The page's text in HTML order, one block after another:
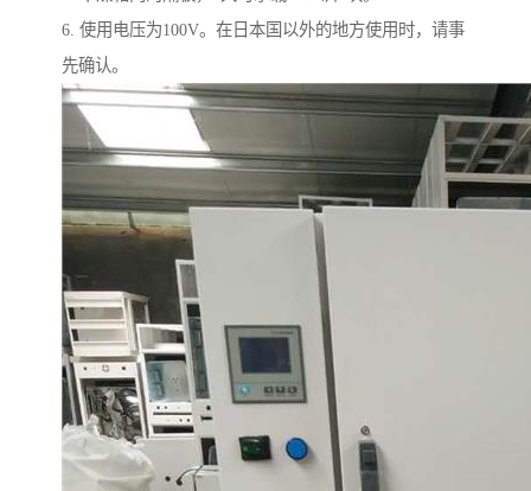
6. 使用电压为100V。在日本国以外的地方使用时，请事
先确认。